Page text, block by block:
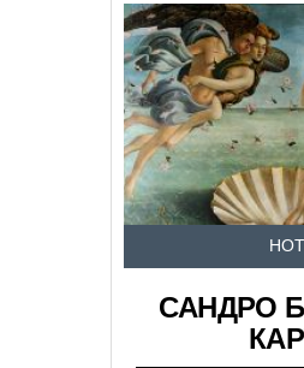
САНДРО